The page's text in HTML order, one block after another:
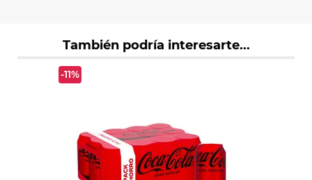
También podría interesarte...
-11%